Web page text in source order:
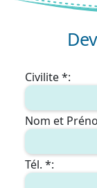
Civilite *:
Nom et
Tél. *: